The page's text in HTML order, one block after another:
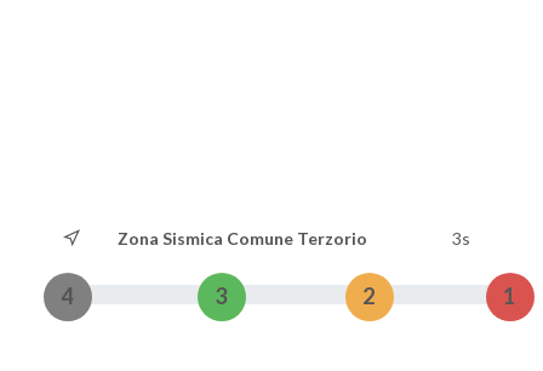
Zona Sismica Comune Terzorio 3s
4 3 2 1